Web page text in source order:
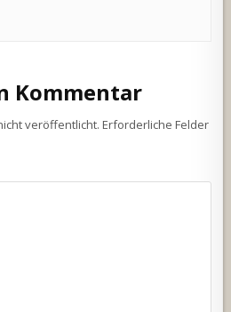
Kommentar
veröffentlicht. Erforderliche Felder